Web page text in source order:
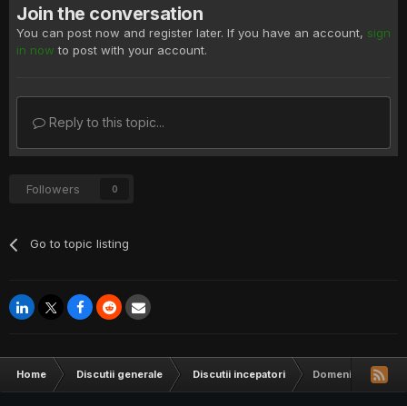
Join the conversation
You can post now and register later. If you have an account, sign
in now to post with your account.
Reply to this topic...
Followers 0
Go to topic listing
Home Discutii generale Discutii incepatori Domeniu cu litera